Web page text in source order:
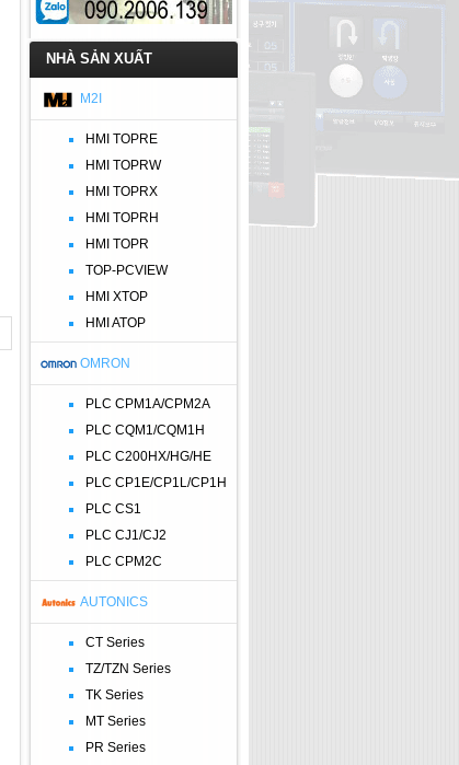
NHÀ SẢN XUẤT
M2I
HMI TOPRE
HMI TOPRW
HMI TOPRX
HMI TOPRH
HMI TOPR
TOP-PCVIEW
HMI XTOP
HMI ATOP
OMRON
PLC CPM1A/CPM2A
PLC CQM1/CQM1H
PLC C200HX/HG/HE
PLC CP1E/CP1L/CP1H
PLC CS1
PLC CJ1/CJ2
PLC CPM2C
AUTONICS
CT Series
TZ/TZN Series
TK Series
MT Series
PR Series